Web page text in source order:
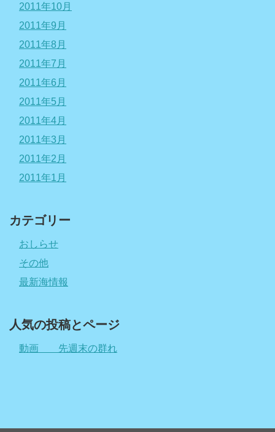
2011年10月
2011年9月
2011年8月
2011年7月
2011年6月
2011年5月
2011年4月
2011年3月
2011年2月
2011年1月
カテゴリー
おしらせ
その他
最新海情報
人気の投稿とページ
動画 先週末の群れ